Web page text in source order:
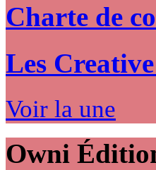
Charte de
Les
Voir la une
Owni